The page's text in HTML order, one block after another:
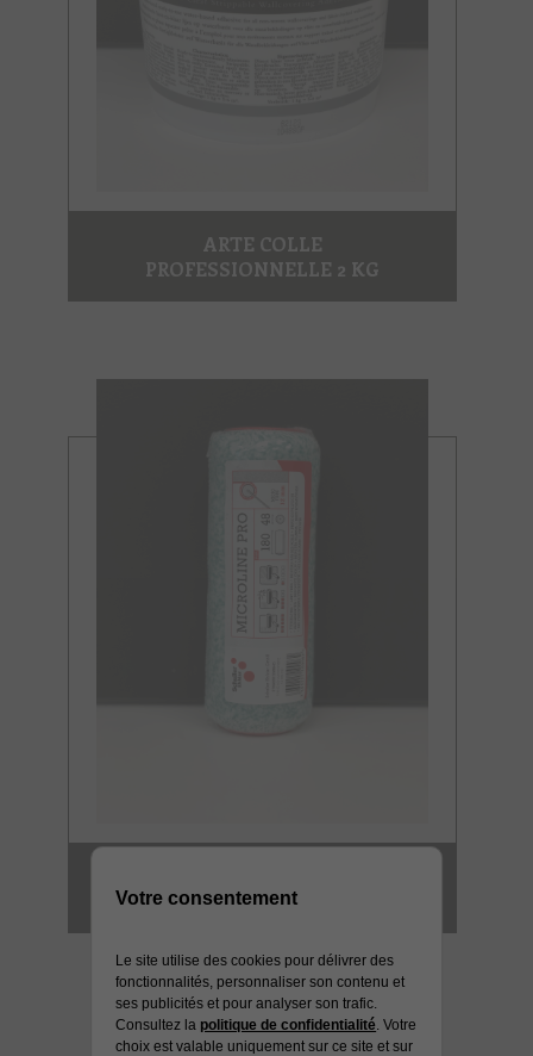
ARTE COLLE
PROFESSIONNELLE 2 KG
MICROFIBRE 12 MM HD
Votre consentement
Le site utilise des cookies pour délivrer des
fonctionnalités, personnaliser son contenu et
ses publicités et pour analyser son trafic.
Consultez la politique de confidentialité . Votre
choix est valable uniquement sur ce site et sur